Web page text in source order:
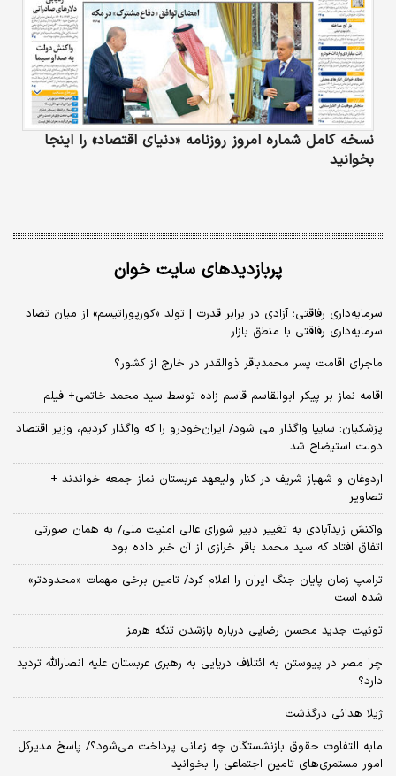
نسخه کامل شماره امروز روزنامه «دنیای‌ اقتصاد» را اینجا
بخوانید
پربازدیدهای سایت خوان
سرمایه‌داری رفاقتی؛ آزادی در برابر قدرت | تولد «کورپوراتیسم» از میان تضاد
سرمایه‌داری رفاقتی با منطق بازار
ماجرای اقامت پسر محمدباقر ذوالقدر در خارج از کشور؟
اقامه نماز بر پیکر ابوالقاسم قاسم زاده توسط سید محمد خاتمی+ فیلم
پزشکیان: سایپا واگذار می شود/ ایران‌خودرو را که واگذار کردیم، وزیر اقتصاد
دولت استیضاح شد
اردوغان و شهباز شریف در کنار ولیعهد عربستان نماز جمعه خواندند +
تصاویر
واکنش زیدآبادی به تغییر دبیر شورای عالی امنیت ملی/ به همان صورتی
اتفاق افتاد که سید محمد باقر خرازی از آن خبر داده بود
ترامپ زمان پایان جنگ ایران را اعلام کرد/ تامین برخی مهمات «محدودتر»
شده است
توئیت جدید محسن رضایی درباره بازشدن تنگه هرمز
چرا مصر در پیوستن به ائتلاف دریایی به رهبری عربستان علیه انصارالله تردید
دارد؟
ژیلا هدائی درگذشت
مابه التفاوت حقوق بازنشستگان چه زمانی پرداخت می‌شود؟/ پاسخ مدیرکل
امور مستمری‌های تامین اجتماعی را بخوانید